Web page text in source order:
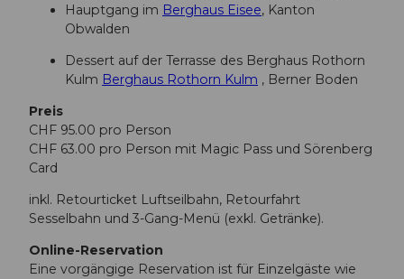
Hauptgang im Berghaus Eisee, Kanton
Obwalden
Dessert auf der Terrasse des Berghaus Rothorn
Kulm Berghaus Rothorn Kulm , Berner Boden
Preis
CHF 95.00 pro Person
CHF 63.00 pro Person mit Magic Pass und Sörenberg
Card
inkl. Retourticket Luftseilbahn, Retourfahrt
Sesselbahn und 3-Gang-Menü (exkl. Getränke).
Online-Reservation
Eine vorgängige Reservation ist für Einzelgäste wie